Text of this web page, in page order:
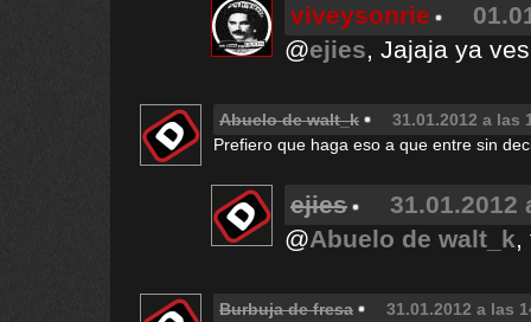
viveysonrie
@ejies, Jajaja ya ves
Abuelo de walt_k
31.01.2012 a las
Prefiero que haga eso a que entre sin
ejies
31.01.2012
@Abuelo de walt_k,
Burbuja de fresa
31.01.2012 a las